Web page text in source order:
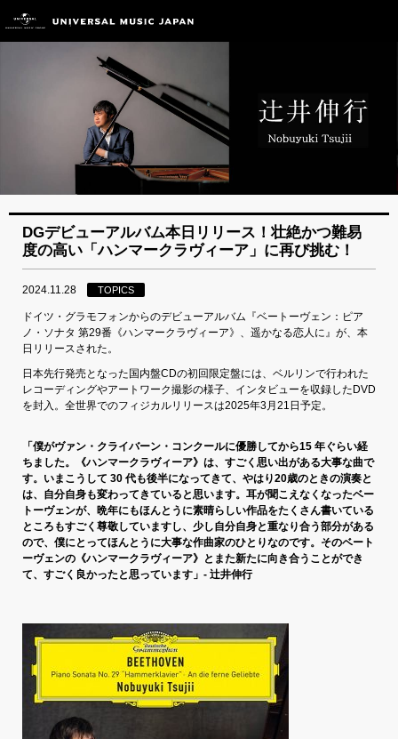
DGデビューアルバム本日リリース！壮絶かつ難易
度の高い「ハンマークラヴィーア」に再び挑む！
2024.11.28 TOPICS
ドイツ・グラモフォンからのデビューアルバム『ベートーヴェン：ピア
ノ・ソナタ 第29番《ハンマークラヴィーア》、遥かなる恋人に』が、本
日リリースされた。
日本先行発売となった国内盤CDの初回限定盤には、ベルリンで行われた
レコーディングやアートワーク撮影の様子、インタビューを収録したDVD
を封入。全世界でのフィジカルリリースは2025年3月21日予定。
「僕がヴァン・クライバーン・コンクールに優勝してから15 年ぐらい経
ちました。《ハンマークラヴィーア》は、すごく思い出がある大事な曲で
す。いまこうして 30 代も後半になってきて、やはり20歳のときの演奏と
は、自分自身も変わってきていると思います。耳が聞こえなくなったベー
トーヴェンが、晩年にもほんとうに素晴らしい作品をたくさん書いている
ところもすごく尊敬していますし、少し自分自身と重なり合う部分がある
ので、僕にとってほんとうに大事な作曲家のひとりなのです。そのベート
ーヴェンの《ハンマークラヴィーア》とまた新たに向き合うことができ
て、すごく良かったと思っています」‐ 辻井伸行